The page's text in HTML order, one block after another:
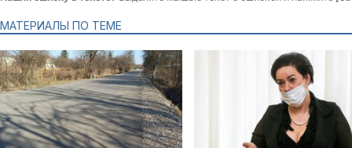
МАТЕРИАЛЫ ПО ТЕМЕ